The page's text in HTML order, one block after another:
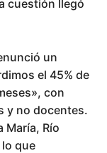
cuestión llegó
un
el 45% de
con
y no docentes.
María, Río
que